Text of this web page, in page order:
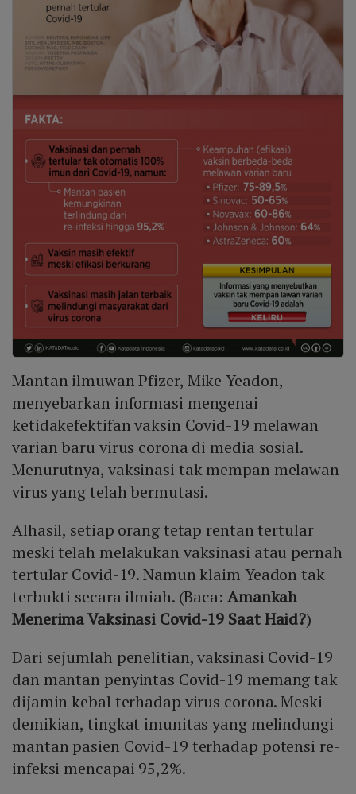
Mantan ilmuwan Pfizer, Mike Yeadon,
menyebarkan informasi mengenai
ketidakefektifan vaksin Covid-19 melawan
varian baru virus corona di media sosial.
Menurutnya, vaksinasi tak mempan melawan
virus yang telah bermutasi.
Alhasil, setiap orang tetap rentan tertular
meski telah melakukan vaksinasi atau pernah
tertular Covid-19. Namun klaim Yeadon tak
terbukti secara ilmiah. (Baca: Amankah
Menerima Vaksinasi Covid-19 Saat Haid?)
Dari sejumlah penelitian, vaksinasi Covid-19
dan mantan penyintas Covid-19 memang tak
dijamin kebal terhadap virus corona. Meski
demikian, tingkat imunitas yang melindungi
mantan pasien Covid-19 terhadap potensi re-
infeksi mencapai 95,2%.